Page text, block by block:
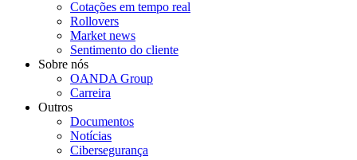
Cotações em tempo real
Rollovers
Market news
Sentimento do cliente
Sobre nós
OANDA Group
Carreira
Outros
Documentos
Notícias
Cibersegurança